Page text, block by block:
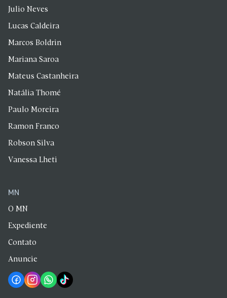
Julio Neves
Lucas Caldeira
Marcos Boldrin
Mariana Saroa
Mateus Castanheira
Natália Thomé
Paulo Moreira
Ramon Franco
Robson Silva
Vanessa Lheti
MN
O MN
Expediente
Contato
Anuncie